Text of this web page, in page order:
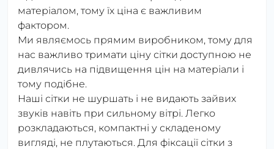
матеріалом, тому їх ціна є важливим
фактором.
Ми являємось прямим виробником, тому для
нас важливо тримати ціну сітки доступною не
дивлячись на підвищення цін на матеріали і
тому подібне.
Наші сітки не шуршать і не видають зайвих
звуків навіть при сильному вітрі. Легко
розкладаються, компактні у складеному
вигляді, не плутаються. Для фіксації сітки з